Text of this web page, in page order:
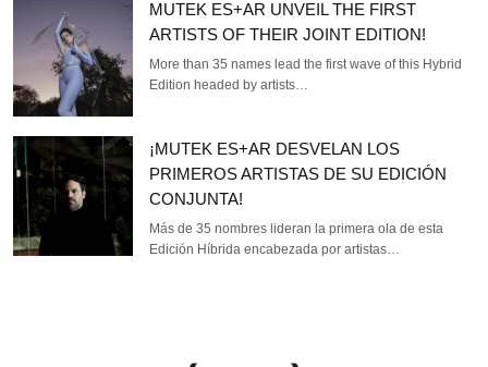
MUTEK ES+AR UNVEIL THE FIRST
ARTISTS OF THEIR JOINT EDITION!
More than 35 names lead the first wave of this Hybrid
Edition headed by artists…
¡MUTEK ES+AR DESVELAN LOS
PRIMEROS ARTISTAS DE SU EDICIÓN
CONJUNTA!
Más de 35 nombres lideran la primera ola de esta
Edición Híbrida encabezada por artistas…